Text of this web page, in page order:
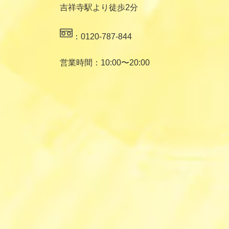
吉祥寺駅より徒歩2分
：0120-787-844
営業時間：10:00〜20:00